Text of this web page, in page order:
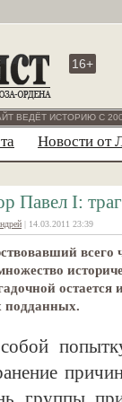
16+
ВЕДЁТ ИСТОРИЮ С
Новости от
Павел I:
| 14.03.2011 23:39
всего
остается
собой